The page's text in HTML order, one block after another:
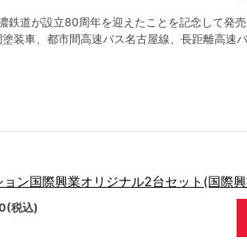
鉄道が設立80周年を迎えたことを記念して発売
装車、都市間高速バス名古屋線、長距離高速
ン国際興業オリジナル2台セット(国際
税込)